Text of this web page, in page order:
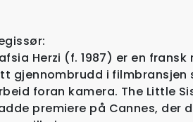
Herzi (f. 1987) er en
gjennombrudd i filmbransjen
foran kamera. The Little
premiere på Cannes, der